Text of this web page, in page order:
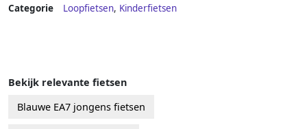
Categorie
Loopfietsen, Kinderfietsen
Bekijk relevante fietsen
Blauwe EA7 jongens fietsen